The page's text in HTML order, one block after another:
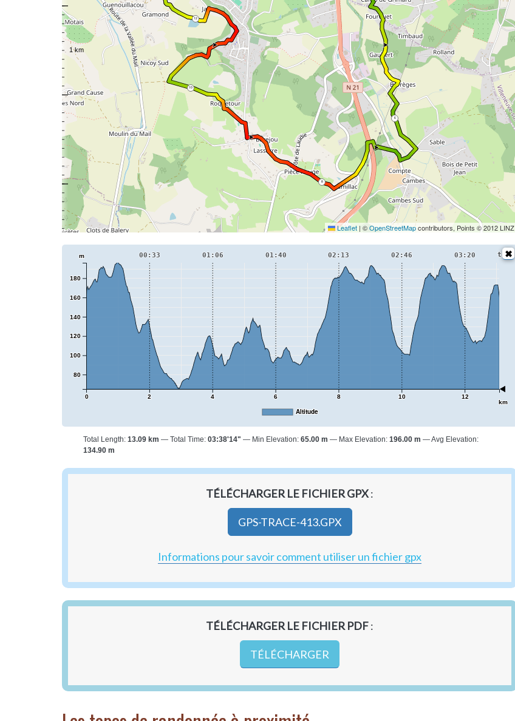
8
12
6
10
Leaflet | ©OpenStreetMapcontributors, Points © 2012 LINZ
0 2 4 6 8 10 12
km
80
100
120
140
160
180
m 00:33 01:06 01:40 02:13 02:46 03:20 t
Altitude
Total Length: 13.09 km Total Time: 03:38'14" Min Elevation: 65.00 m Max Elevation: 196.00 m
Avg Elevation:
134.90 m
TÉLÉCHARGER LE FICHIER GPX:
GPS-TRACE-413.GPX
Informations pour savoir comment utiliser un fichier gpx
TÉLÉCHARGER LE FICHIER PDF:
TÉLÉCHARGER